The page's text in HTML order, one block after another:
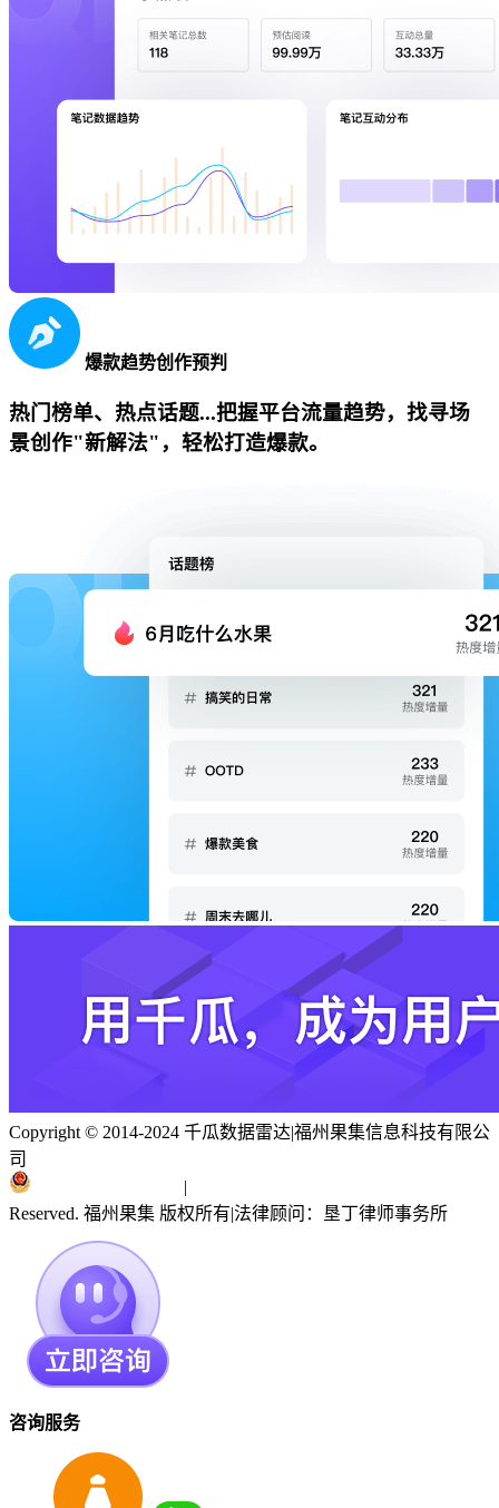
爆款趋势创作预判
热门榜单、热点话题...把握平台流量趋势，找寻场
景创作"新解法"，轻松打造爆款。
Copyright © 2014-2024 千瓜数据雷达|福州果集信息科技有限公
司
|
Reserved. 福州果集 版权所有|法律顾问：垦丁律师事务所
咨询服务